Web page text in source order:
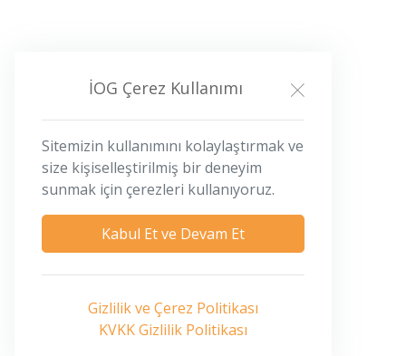
İOG Çerez Kullanımı
Sitemizin kullanımını kolaylaştırmak ve
size kişiselleştirilmiş bir deneyim
sunmak için çerezleri kullanıyoruz.
Kabul Et ve Devam Et
Gizlilik ve Çerez Politikası
KVKK Gizlilik Politikası